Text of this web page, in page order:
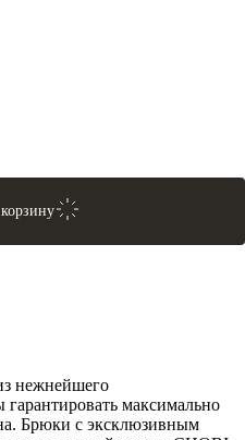
нежнейшего
гарантировать максимально
Брюки с эксклюзивным